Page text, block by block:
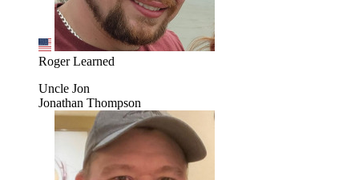
Roger Learned
Uncle Jon
Jonathan Thompson